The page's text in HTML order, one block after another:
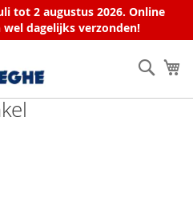
tot 2 augustus 2026. Online
dagelijks verzonden!
Zoek